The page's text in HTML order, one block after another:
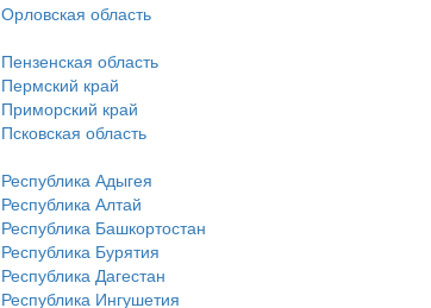
Орловская область
Пензенская область
Пермский край
Приморский край
Псковская область
Республика Адыгея
Республика Алтай
Республика Башкортостан
Республика Бурятия
Республика Дагестан
Республика Ингушетия